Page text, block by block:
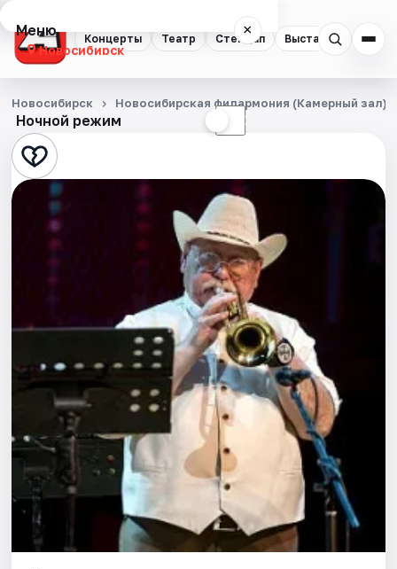
Концерты Театр Стендап Выставки
Меню ×
Новосибирск
Концерты
Театр
Стендап
Выставки
Квесты
События
Города
Площадки
Артисты
Ночной режим ☾
Новосибирск Новосибирская филармония (Камерный зал)